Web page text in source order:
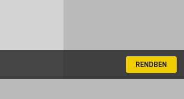
RENDBEN